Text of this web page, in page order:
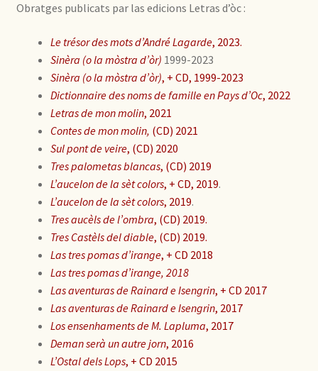
Obratges publicats par las edicions Letras d’òc :
Le trésor des mots d’André Lagarde, 2023.
Sinèra (o la mòstra d’òr) 1999-2023
Sinèra (o la mòstra d’òr), + CD, 1999-2023
Dictionnaire des noms de famille en Pays d’Oc, 2022
Letras de mon molin, 2021
Contes de mon molin, (CD) 2021
Sul pont de veire, (CD) 2020
Tres palometas blancas, (CD) 2019
L’aucelon de la sèt colors, + CD, 2019.
L’aucelon de la sèt colors, 2019.
Tres aucèls de l’ombra, (CD) 2019.
Tres Castèls del diable, (CD) 2019.
Las tres pomas d’irange, + CD 2018
Las tres pomas d’irange, 2018
Las aventuras de Rainard e Isengrin, + CD 2017
Las aventuras de Rainard e Isengrin, 2017
Los ensenhaments de M. Lapluma, 2017
Deman serà un autre jorn, 2016
L’Ostal dels Lops, + CD 2015